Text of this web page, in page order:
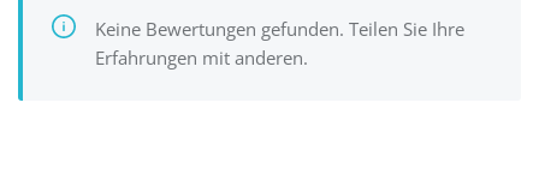
Keine Bewertungen gefunden. Teilen Sie Ihre
Erfahrungen mit anderen.